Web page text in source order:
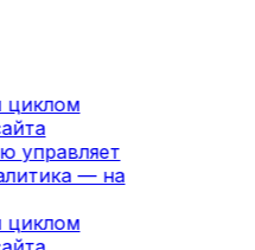
управляет
— на